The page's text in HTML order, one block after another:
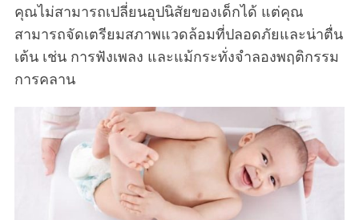
คุณไม่สามารถเปลี่ยนอุปนิสัยของเด็กได้ แต่คุณ
สามารถจัดเตรียมสภาพแวดล้อมที่ปลอดภัยและน่าตื่น
เต้น เช่น การฟังเพลง และแม้กระทั่งจำลองพฤติกรรม
การคลาน